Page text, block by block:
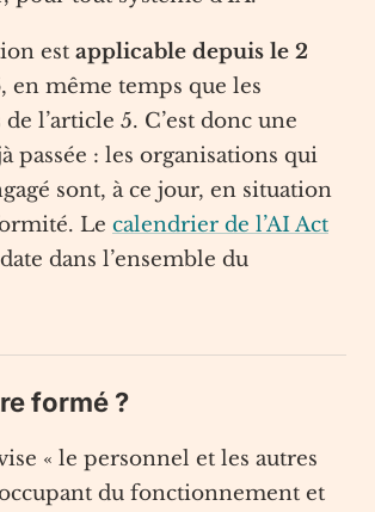
est applicable depuis le 2
, en même temps que les
l’article 5. C’est donc une
passée : les organisations qui
sont, à ce jour, en situation
Le calendrier de l’AI Act
dans l’ensemble du
formé ?
« le personnel et les autres
du fonctionnement et